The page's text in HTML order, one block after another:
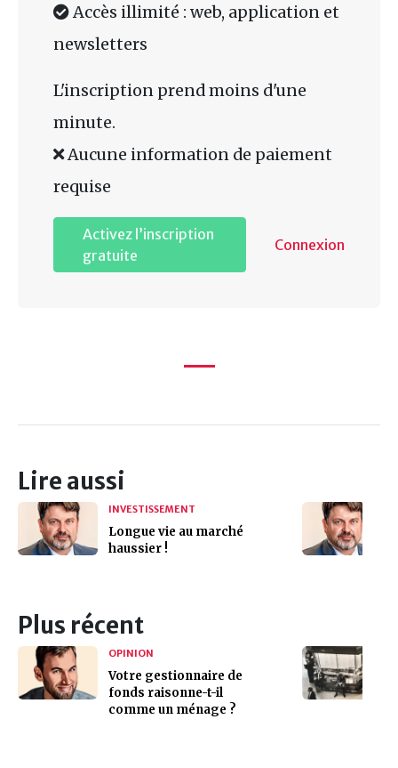
Accès illimité : web, application et
newsletters
L'inscription prend moins d'une
minute.
Aucune information de paiement
requise
Activez l’inscription
gratuite
Connexion
Lire aussi
INVESTISSEMENT
Longue vie au marché
haussier !
Plus récent
OPINION
Votre gestionnaire de
fonds raisonne-t-il
comme un ménage ?